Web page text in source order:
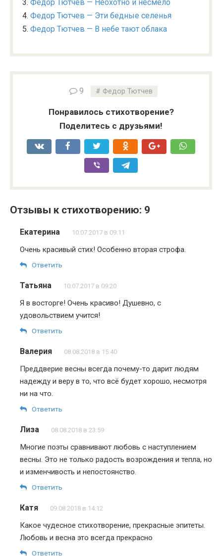
Федор Тютчев — Неохотно и несмело
Федор Тютчев — Эти бедные селенья
Федор Тютчев — В небе тают облака
9 Федор Тютчев
Понравилось стихотворение?
Поделитесь с друзьями!
Отзывы к стихотворению: 9
Екатерина 10.07.2017 в 09:11
Очень красивый стих! Особенно вторая строфа.
Ответить
Татьяна 10.07.2017 в 09:20
Я в восторге! Очень красиво! Душевно, с
удовольствием учится!
Ответить
Валерия 08.08.2018 в 15:40
Преддверие весны всегда почему-то дарит людям
надежду и веру в то, что всё будет хорошо, несмотря
ни на что.
Ответить
Лиза 08.08.2018 в 23:59
Многие поэты сравнивают любовь с наступлением
весны. Это не только радость возрождения и тепла, но
и изменчивость и непостоянство.
Ответить
Катя 09.08.2018 в 14:12
Какое чудесное стихотворение, прекрасные эпитеты.
Любовь и весна это всегда прекрасно
Ответить